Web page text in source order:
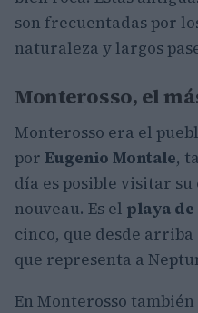
son frecuentadas por
naturaleza y largos
Monterosso, el
Monterosso era el
por Eugenio Montale,
día es posible visitar
nouveau. Es el playa
cinco, que desde arriba
que representa a
En Monterosso